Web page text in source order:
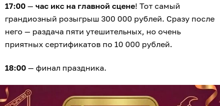
17:00 — час икс на главной сцене! Тот самый
грандиозный розыгрыш 300 000 рублей. Сразу после
него — раздача пяти утешительных, но очень
приятных сертификатов по 10 000 рублей.
18:00 — финал праздника.